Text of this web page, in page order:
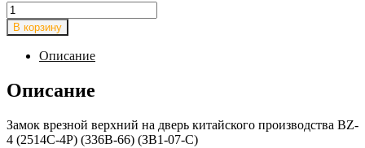
Количество
товара
Замок
врезной
верхний
на
кит.
BZ-
4
В корзину
Описание
Описание
Замок врезной верхний на дверь китайского производства BZ-
4 (2514С-4Р) (336В-66) (ЗВ1-07-С)